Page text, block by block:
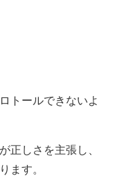
トールできないよ
正しさを主張し、
ます。